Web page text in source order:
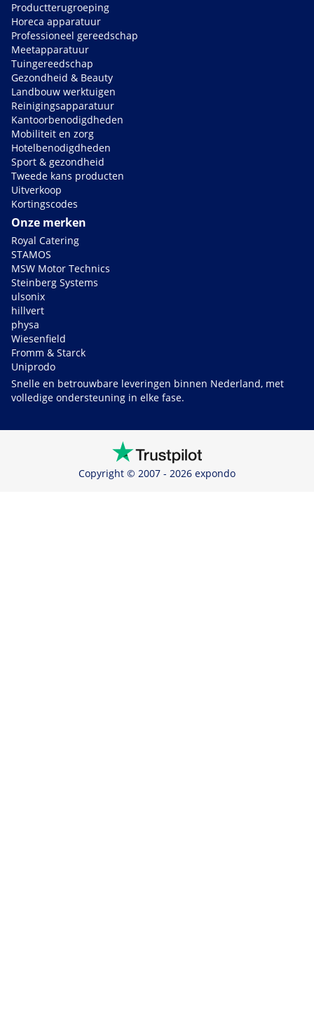
Productterugroeping
Horeca apparatuur
Professioneel gereedschap
Meetapparatuur
Tuingereedschap
Gezondheid & Beauty
Landbouw werktuigen
Reinigingsapparatuur
Kantoorbenodigdheden
Mobiliteit en zorg
Hotelbenodigdheden
Sport & gezondheid
Tweede kans producten
Uitverkoop
Kortingscodes
Onze merken
Royal Catering
STAMOS
MSW Motor Technics
Steinberg Systems
ulsonix
hillvert
physa
Wiesenfield
Fromm & Starck
Uniprodo
Snelle en betrouwbare leveringen binnen Nederland, met
volledige ondersteuning in elke fase.
Copyright © 2007 - 2026 expondo